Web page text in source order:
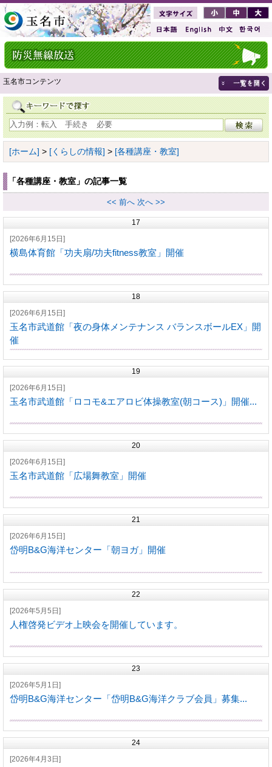
玉名市コンテンツ
[ホーム] > [くらしの情報] > [各種講座・教室]
「各種講座・教室」の記事一覧
<< 前へ 次へ >>
17
[2026年6月15日]
横島体育館「功夫扇/功夫fitness教室」開催
18
[2026年6月15日]
玉名市武道館「夜の身体メンテナンス バランスボールEX」開
催
19
[2026年6月15日]
玉名市武道館「ロコモ&エアロビ体操教室(朝コース)」開催...
20
[2026年6月15日]
玉名市武道館「広場舞教室」開催
21
[2026年6月15日]
岱明B&G海洋センター「朝ヨガ」開催
22
[2026年5月5日]
人権啓発ビデオ上映会を開催しています。
23
[2026年5月1日]
岱明B&G海洋センター「岱明B&G海洋クラブ会員」募集...
24
[2026年4月3日]